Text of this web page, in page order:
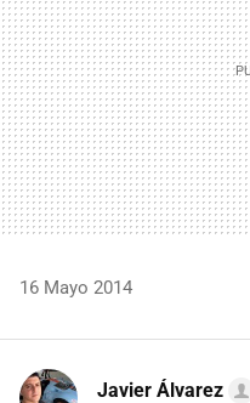
16 Mayo 2014
Javier Álvarez